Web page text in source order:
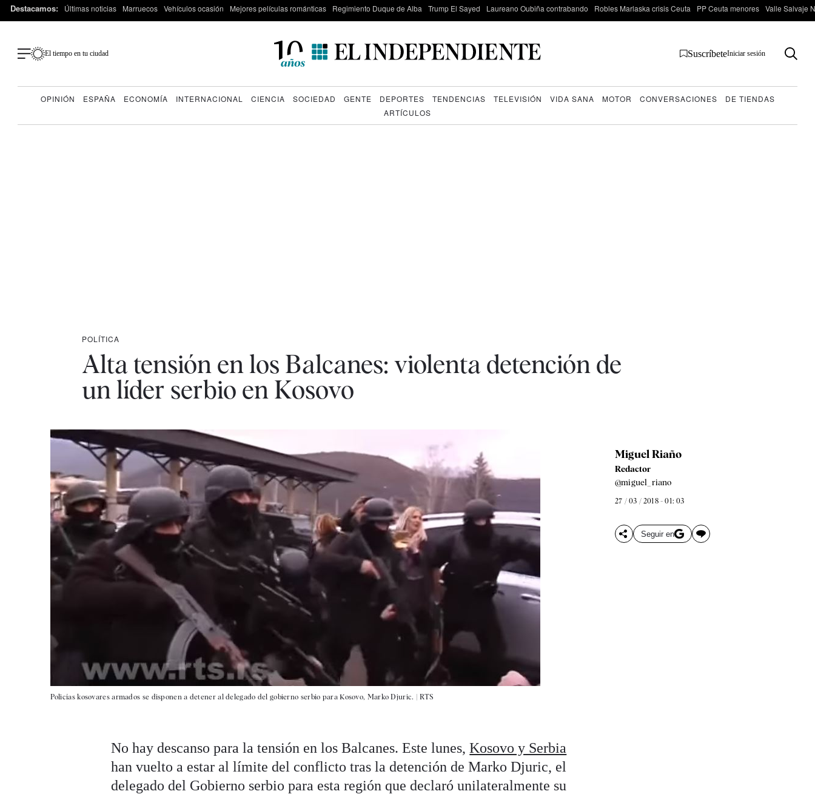
Destacamos: Últimas noticias Marruecos Vehículos ocasión Mejores películas románticas Regimiento Duque de Alba Trump El Sayed Laureano Oubiña contrabando Robles Marlaska crisis Ceuta PP Ceuta menores Valle Salvaje
El tiempo en tu ciudad SuscríbeteIniciar sesión
OPINIÓN ESPAÑA ECONOMÍA INTERNACIONAL CIENCIA SOCIEDAD GENTE DEPORTES TENDENCIAS TELEVISIÓN VIDA SANA MOTOR CONVERSACIONES
DE TIENDAS
ARTÍCULOS
POLÍTICA
Alta tensión en los Balcanes: violenta detención de
un líder serbio en Kosovo
Policías kosovares armados se disponen a detener al delegado del gobierno serbio para Kosovo, Marko Djuric. | RTS
Miguel Riaño
Redactor
@miguel_riano
27 / 03 / 2018 - 01: 03
Seguir en
No hay descanso para la tensión en los Balcanes. Este lunes,Kosovo y Serbia
han vuelto a estar al límite del conflicto tras la detención de Marko Djuric, el
delegado del Gobierno serbio para esta región que declaró unilateralmente su